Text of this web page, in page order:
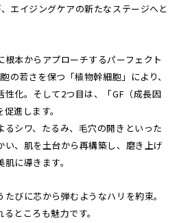
エイジングケアの新たなステージへと
本からアプローチするパーフェクト
の若さを保つ「植物幹細胞」により、
性化。そして2つ目は、「GF（成長因
進します。
るシワ、たるみ、毛穴の開きといった
い、肌を土台から再構築し、磨き上げ
に導きます。
びに芯から弾むようなハリを約束。
ところも魅力です。